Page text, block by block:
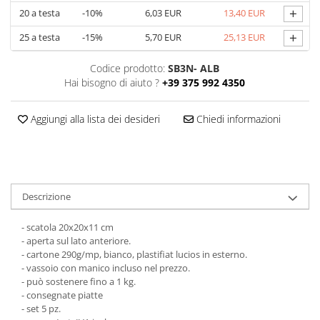
Scatole con Manico
Scatole Cubo per Bomboniere
Scatole Fondo + Coperchio
Scatole per Caramelle e Dolci
Scatole per Cioccolato in Tavoletta
Scatole con Cassetto per Praline
Scatole Medie e Grandi per 10–40
Macarons
Scatole per 5–6 Macarons con
Finestra Decorata Effetto Pizzo
Scatole per Praline con Separatore
Scatole Piccole con Nastro e
Cassetto per Macarons
20a testa -10% 6,03 EUR 13,40 EUR +
25a testa -15% 5,70 EUR 25,13 EUR +
Codice prodotto: SB3N- ALB
Hai bisogno di aiuto ? +39 375 992 4350
Aggiungi alla lista dei desideri Chiedi informazioni
Descrizione
- scatola 20x20x11 cm
- aperta sul lato anteriore.
- cartone 290g/mp, bianco, plastifiat lucios in esterno.
- vassoio con manico incluso nel prezzo.
- può sostenere fino a 1 kg.
- consegnate piatte
- set 5 pz.